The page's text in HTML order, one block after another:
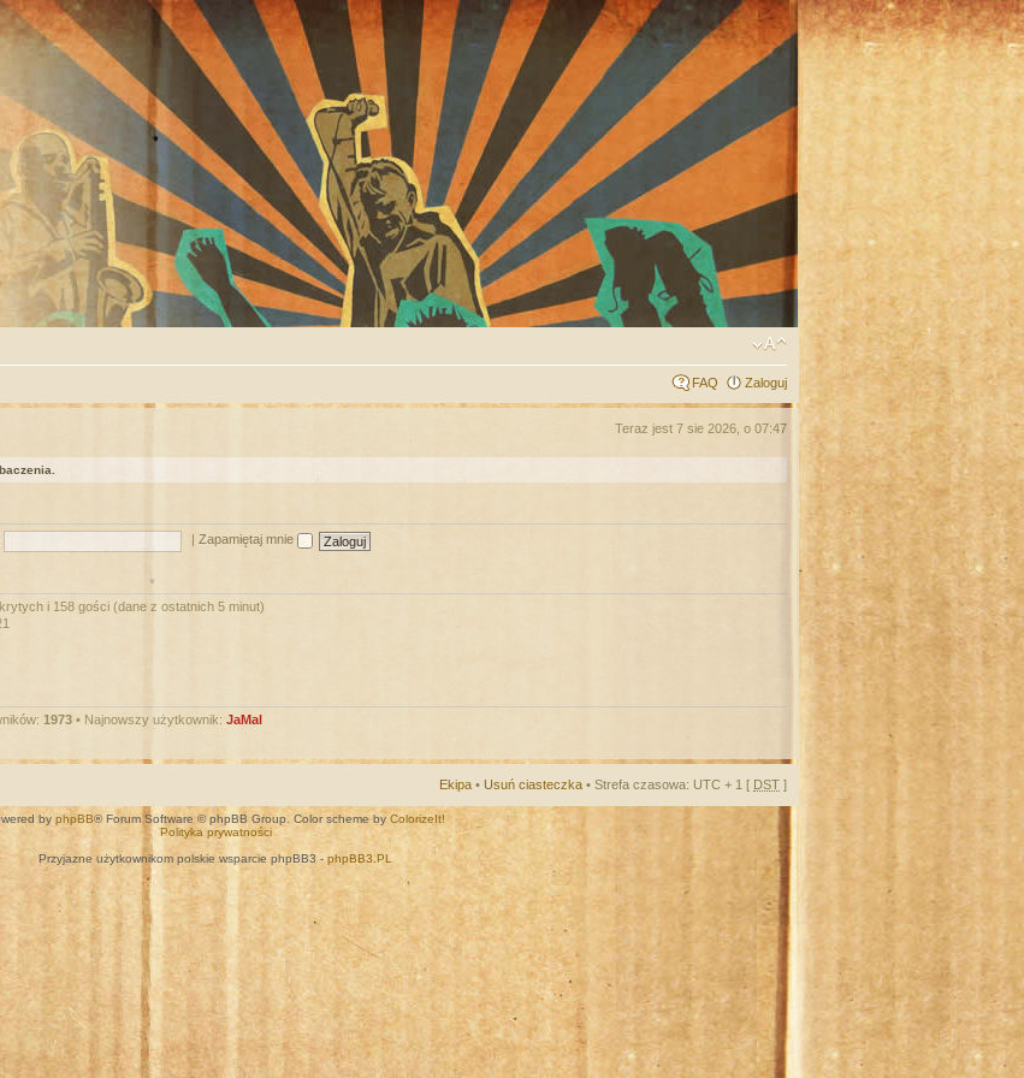
FAQ Zaloguj
Teraz jest 7 sie 2026, o 07:47
Zapamiętaj mnie
i 158 gości (dane z ostatnich 5 minut)
1973 • Najnowszy użytkownik: JaMal
Ekipa • Usuń ciasteczka • Strefa czasowa: UTC + 1 [ DST ]
by phpBB® Forum Software © phpBB Group. Color scheme by ColorizeIt!
Polityka prywatności
Przyjazne użytkownikom polskie wsparcie phpBB3 - phpBB3.PL